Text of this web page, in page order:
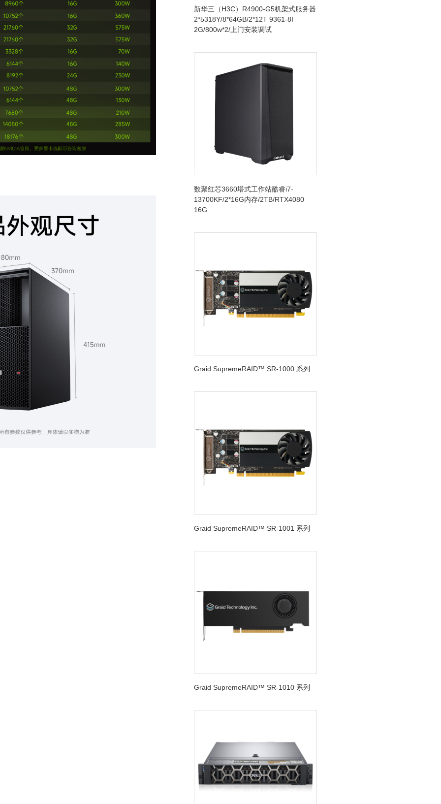
新华三（H3C）R4900-G5机架式服务器
2*5318Y/8*64GB/2*12T 9361-8I
2G/800w*2/上门安装调试
数聚红芯3660塔式工作站酷睿i7-
13700KF/2*16G内存/2TB/RTX4080
16G
Graid SupremeRAID™ SR-1000 系列
Graid SupremeRAID™ SR-1001 系列
Graid SupremeRAID™ SR-1010 系列